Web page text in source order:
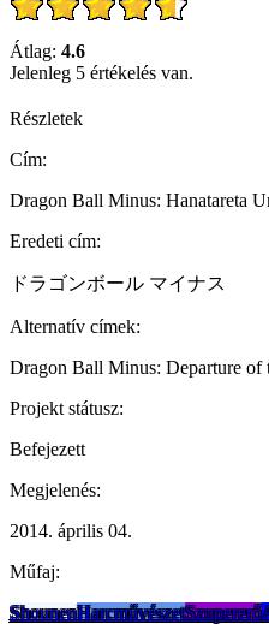
Átlag: 4.6
Jelenleg 5 értékelés van.
Részletek
Cím:
Dragon Ball Minus: Hanatareta
Eredeti cím:
ドラゴンボール マイナス
Alternatív címek:
Dragon Ball Minus: Departure of
Projekt státusz:
Befejezett
Megjelenés:
2014. április 04.
Műfaj:
ShounenHarcművészetSzupererő